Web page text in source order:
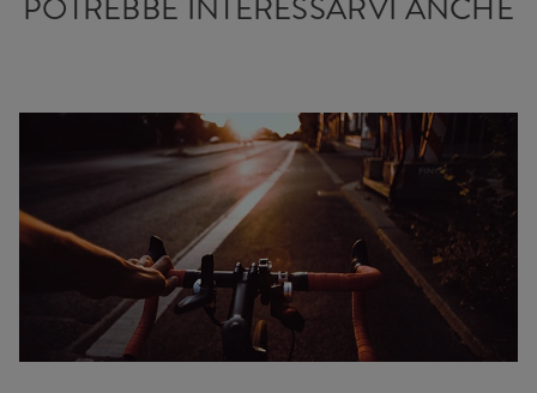
POTREBBE INTERESSARVI ANCHE